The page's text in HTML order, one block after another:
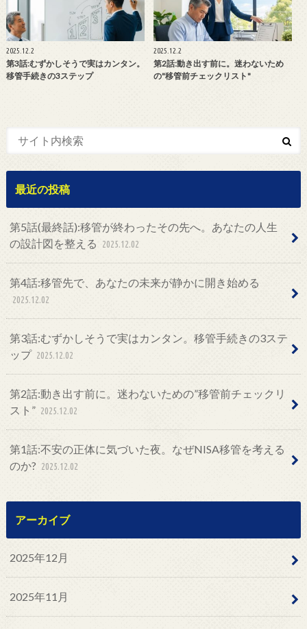
2025.12.2
第3話:むずかしそうで実はカンタン。
移管手続きの3ステップ
2025.12.2
第2話:動き出す前に。迷わないため
の"移管前チェックリスト"
最近の投稿
第5話(最終話):移管が終わったその先へ。あなたの人生
の設計図を整える
2025.12.02
第4話:移管先で、あなたの未来が静かに開き始める
2025.12.02
第3話:むずかしそうで実はカンタン。移管手続きの3ステ
ップ 2025.12.02
第2話:動き出す前に。迷わないための”移管前チェックリ
スト” 2025.12.02
第1話:不安の正体に気づいた夜。なぜNISA移管を考える
のか? 2025.12.02
アーカイブ
2025年12月
2025年11月